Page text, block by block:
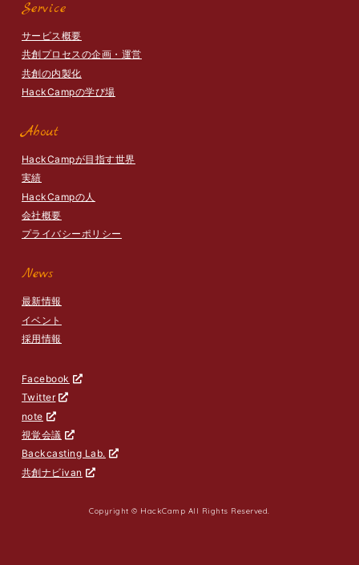
Service
サービス概要
共創プロセスの企画・運営
共創の内製化
HackCampの学び場
About
HackCampが目指す世界
実績
HackCampの人
会社概要
プライバシーポリシー
News
最新情報
イベント
採用情報
Facebook
Twitter
note
視覚会議
Backcasting Lab.
共創ナビivan
Copyright © HackCamp All Rights Reserved.